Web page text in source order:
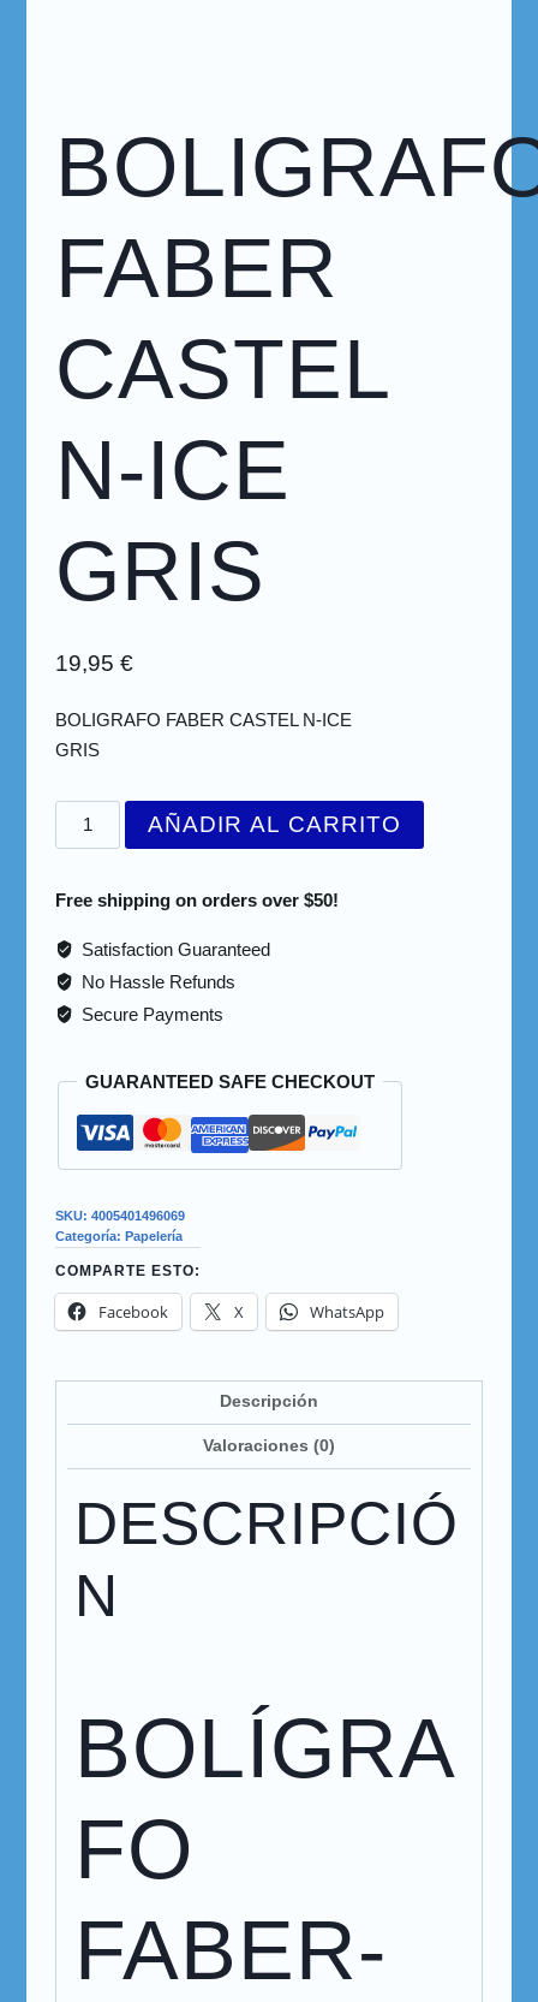
FABER
CASTEL
N-ICE
GRIS
19,95 €
BOLIGRAFO FABER CASTEL N-ICE
GRIS
AÑADIR AL CARRITO
Free shipping on orders over $50!
Satisfaction Guaranteed
No Hassle Refunds
Secure Payments
GUARANTEED SAFE CHECKOUT
SKU: 4005401496069
Categoría: Papelería
COMPARTE ESTO:
Facebook X WhatsApp
Descripción
Valoraciones (0)
DESCRIPCIÓ
N
BOLÍGRA
FO
FABER-